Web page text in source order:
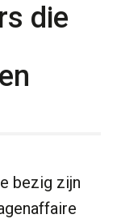
die
bezig zijn